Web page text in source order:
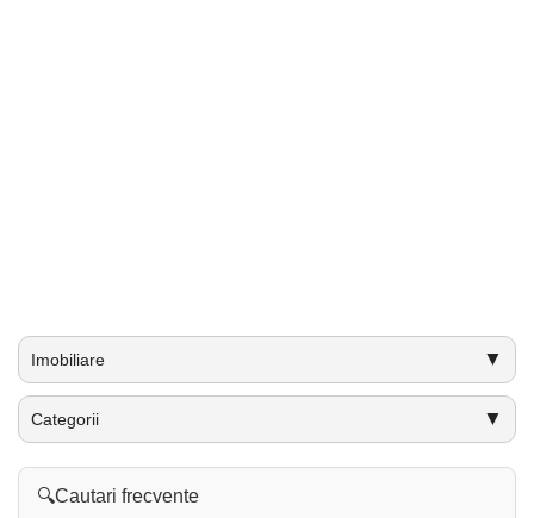
Imobiliare ▼
Categorii ▼
🔍Cautari frecvente